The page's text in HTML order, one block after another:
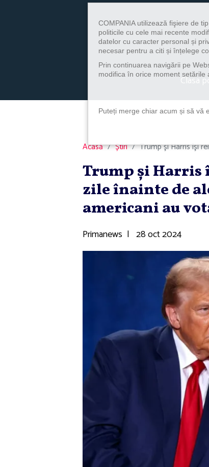
Clasa
Acasă Știri Trump şi Harris îşi
Trump şi Harris
zile înainte de
americani au
Primanews | 28 oct 2024
COMPANIA utilizează fişiere de
politicile cu cele mai recente
datelor cu caracter personal și
necesar pentru a citi și înțelege
Prin continuarea navigării pe
modifica în orice moment setările
Puteți merge chiar acum și să vă